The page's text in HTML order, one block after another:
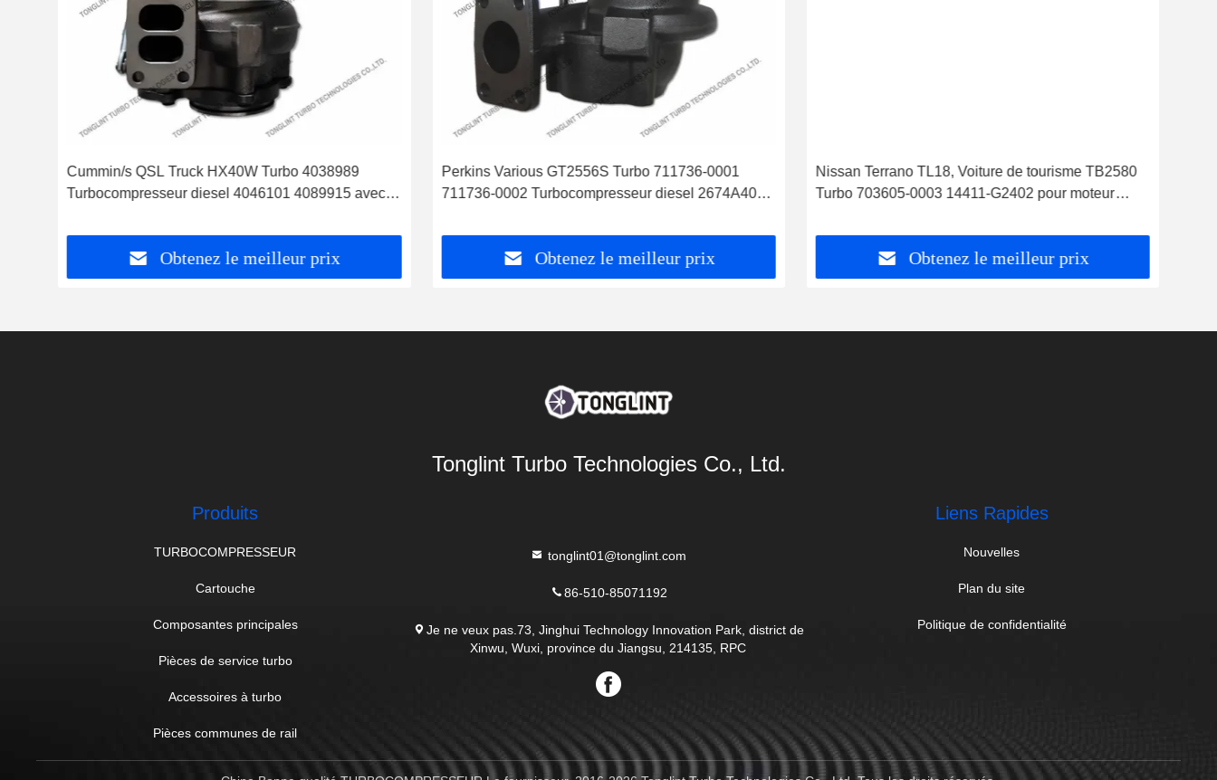
Cummin/s QSL Truck HX40W Turbo 4038989
Turbocompresseur diesel 4046101 4089915 avec
Obtenez le meilleur prix
Perkins Various GT2556S Turbo 711736-0001
711736-0002 Turbocompresseur diesel 2674A404
Obtenez le meilleur prix
Nissan Terrano TL18, Voiture de tourisme TB2580
Turbo 703605-0003 14411-G2402 pour moteur
Obtenez le meilleur prix
Tonglint Turbo Technologies Co., Ltd.
Produits
TURBOCOMPRESSEUR
Cartouche
Composantes principales
Pièces de service turbo
Accessoires à turbo
Pièces communes de rail
tonglint01@tonglint.com
86-510-85071192
Je ne veux pas.73, Jinghui Technology Innovation Park, district de
Xinwu, Wuxi, province du Jiangsu, 214135, RPC
Liens Rapides
Nouvelles
Plan du site
Politique de confidentialité